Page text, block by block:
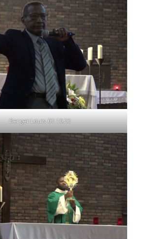
Berger Louis 07.10.23